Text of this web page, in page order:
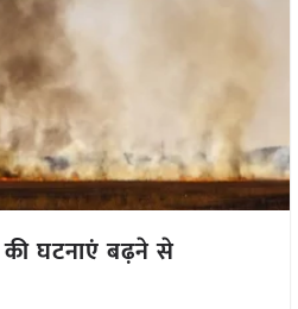
घटनाएं बढ़ने से